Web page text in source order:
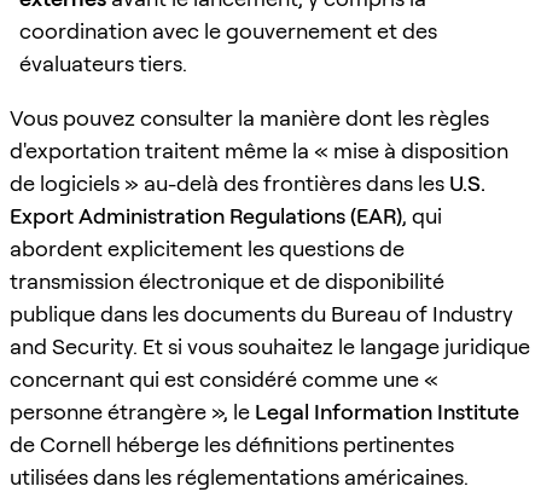
coordination avec le gouvernement et des
évaluateurs tiers.
Vous pouvez consulter la manière dont les règles
d'exportation traitent même la « mise à disposition
de logiciels » au-delà des frontières dans les U.S.
Export Administration Regulations (EAR), qui
abordent explicitement les questions de
transmission électronique et de disponibilité
publique dans les documents du Bureau of Industry
and Security. Et si vous souhaitez le langage juridique
concernant qui est considéré comme une «
personne étrangère », le Legal Information Institute
de Cornell héberge les définitions pertinentes
utilisées dans les réglementations américaines.